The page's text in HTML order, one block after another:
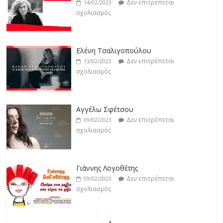
13/02/2023
Δεν επιτρέπεται
σχολιασμός
Αγγέλω Σφέτσου
09/02/2023
Δεν επιτρέπεται
σχολιασμός
Γιάννης Λογοθέτης
09/02/2023
Δεν επιτρέπεται
σχολιασμός
Anemos
03/02/2023
Δεν επιτρέπεται
σχολιασμός